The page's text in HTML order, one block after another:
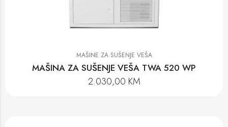
MAŠINE ZA SUŠENJE VEŠA
MAŠINA ZA SUŠENJE VEŠA TWA 520 WP
2.030,00 KM